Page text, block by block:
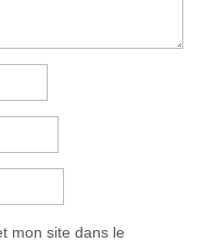
mon site dans le